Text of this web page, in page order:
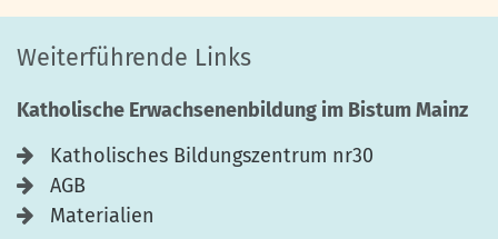
Weiterführende Links
Katholische Erwachsenenbildung im Bistum Mainz
Katholisches Bildungszentrum nr30
AGB
Materialien